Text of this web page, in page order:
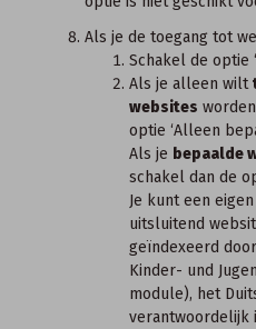
Als je de toegang tot
Schakel de optie
Als je alleen wilt
websites
optie ‘Alleen
Als je bepaalde
schakel dan de
Je kunt een
uitsluitend
geïndexeerd
Kinder- und
module), het
verantwoordelijk